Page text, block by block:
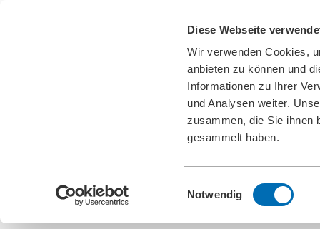
Diese Webseite
Wir verwenden Cookies,
anbieten zu können und
Informationen zu Ihrer
und Analysen weiter.
zusammen, die Sie ihnen
gesammelt haben.
Einwilligungsauswahl
Notwendig